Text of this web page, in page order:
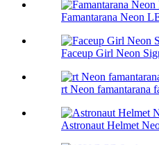
Famantarana Neon
Faceup Girl Neon
rt Neon famantarana
Astronaut Helmet